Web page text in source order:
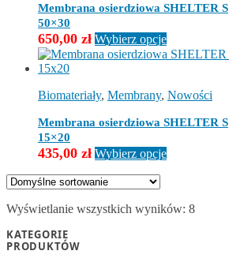
można
na
stronie
produktu
Membrana osierdziowa SHELTER S
50×30
650,00 zł Wybierz opcjeTen
produkt
wariantów.
można
na
stronie
Biomateriały, Membrany, Nowości
Membrana osierdziowa SHELTER S
15×20
435,00 zł Wybierz opcjeTen
wariantów.
Wyświetlanie wszystkich wyników: 8
KATEGORIE
PRODUKTÓW